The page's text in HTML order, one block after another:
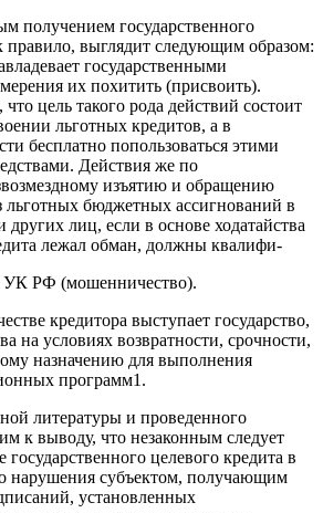
получением государственного
правило, выглядит следующим образом:
государственными
их похитить (присвоить).
цель такого рода действий состоит
льготных кредитов, а в
бесплатно попользоваться этими
Действия же по
изъятию и обращению
льготных бюджетных ассигнований в
лиц, если в основе ходатайства
лежал обман, должны квалифи-
УК РФ (мошенничество).
кредитора выступает государство,
на условиях возвратности, срочности,
назначению для выполнения
программ1.
литературы и проведенного
к выводу, что незаконным следует
государственного целевого кредита в
нарушения субъектом, получающим
установленных